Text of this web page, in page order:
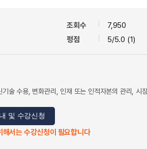
조회수
7,950
평점
5/5.0 (1)
술 수용, 변화관리, 인재 또는 인적자본의 관리, 시
및 수강신청
서는 수강신청이 필요합니다